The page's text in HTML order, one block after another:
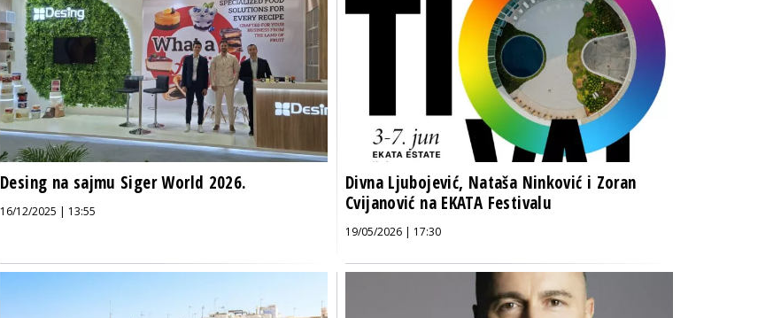
Desing na sajmu Siger World 2026.
16/12/2025 | 13:55
Divna Ljubojević, Nataša Ninković i Zoran
Cvijanović na EKATA Festivalu
19/05/2026 | 17:30